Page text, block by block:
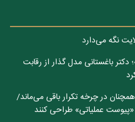
نگه می‌دارد
باغستانی مدل گذار از رقابت
در چرخه تکرار باقی می‌ماند/
عملیاتی» طراحی کنند